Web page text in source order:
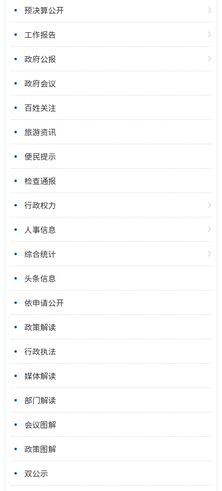
预决算公开
工作报告
政府公报
政府会议
百姓关注
旅游资讯
便民提示
检查通报
行政权力
人事信息
综合统计
头条信息
依申请公开
政策解读
行政执法
媒体解读
部门解读
会议图解
政策图解
双公示